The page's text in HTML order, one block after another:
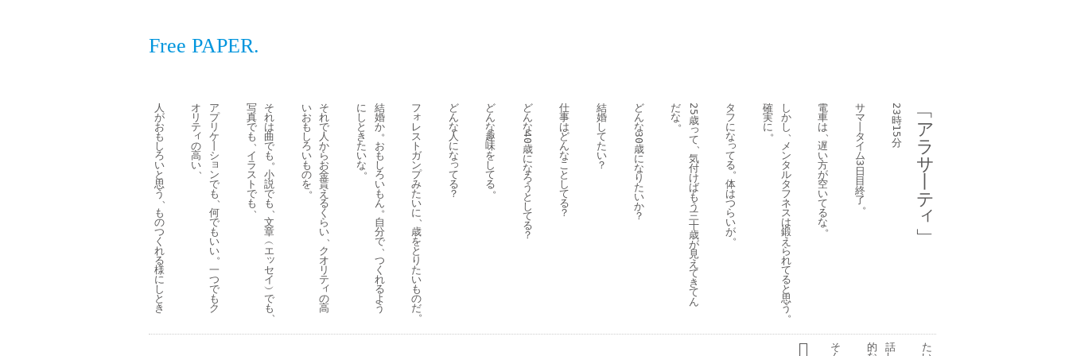
Free PAPER.
﹁
ア
ラ
サ
テ
ィ
﹂
23
時
15
分
サ
マ
タ
イ
ム
3
日
目
終
了。
電
車
は、
遅
い
方
が
空
い
て
る
な。
し
か
し、
メ
ン
タ
ル
タ
フ
ネ
ス
は
鍛
え
ら
れ
て
る
と
思
う。
確
実
に。
タ
フ
に
な
っ
て
る。
体
は
つ
ら
い
が。
25
歳
っ
て、
気
付
け
ば
も
う
三
十
歳
が
見
え
て
き
て
ん
だ
な。
ど
ん
な
30
歳
に
な
り
た
い
か
？
結
婚
し
て
た
い
？
仕
事
は
ど
ん
な
こ
と
し
て
る
？
ど
ん
な
40
歳
に
な
ろ
う
と
し
て
る
？
ど
ん
な
趣
味
を
し
て
る。
ど
ん
な
人
に
な
っ
て
る
？
フ
ォ
レ
ス
ト
ガ
ン
プ
み
た
い
に、
歳
を
と
り
た
い
も
の
だ。
結
婚
か。
お
も
し
ろ
い
も
ん。
自
分
で、
つ
く
れ
る
よ
う
に
し
と
き
た
い
な。
そ
れ
で
人
か
ら
お
金
貰
え
る
く
ら
い、
ク
オ
リ
テ
ィ
の
高
い
お
も
し
ろ
い
も
の
を。
そ
れ
は
曲
で
も。
小
説
で
も、
文
章
︵
エ
ッ
セ
イ
︶
で
も、
写
真
で
も、
イ
ラ
ス
ト
で
も、
ア
プ
リ
ケ
シ
ョ
ン
で
も、
何
で
も
い
い。
一
つ
で
も
ク
オ
リ
テ
ィ
の
高
い、
人
が
お
も
し
ろ
い
と
思
う、
も
の
つ
く
れ
る
様
に
し
と
き
た
話
的
そ